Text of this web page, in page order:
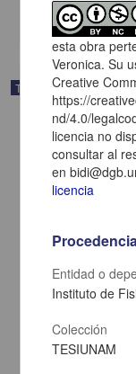
Trabajo de grado
Papel de proteinas
esta obra
Veronica. Su
Creative
https://
nd/4.0/
licencia no
consultar al
en
licencia
Entidad o
Instituto de
Colección
TESIUNAM